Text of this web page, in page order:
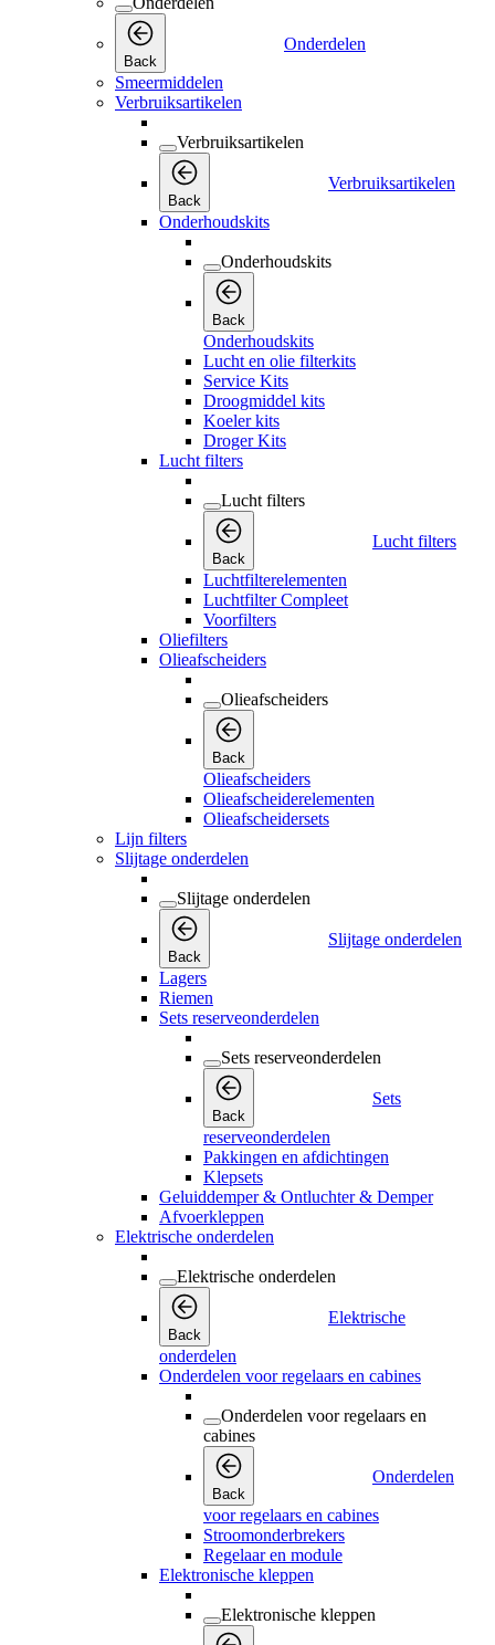
Back
Onderdelen
Smeermiddelen
Verbruiksartikelen
Verbruiksartikelen
Back
Verbruiksartikelen
Onderhoudskits
Onderhoudskits
Back
Onderhoudskits
Lucht en olie filterkits
Service Kits
Droogmiddel kits
Koeler kits
Droger Kits
Lucht filters
Lucht filters
Back
Lucht filters
Luchtfilterelementen
Luchtfilter Compleet
Voorfilters
Oliefilters
Olieafscheiders
Olieafscheiders
Back
Olieafscheiders
Olieafscheiderelementen
Olieafscheidersets
Lijn filters
Slijtage onderdelen
Slijtage onderdelen
Back
Slijtage onderdelen
Lagers
Riemen
Sets reserveonderdelen
Sets reserveonderdelen
Back
Sets
reserveonderdelen
Pakkingen en afdichtingen
Klepsets
Geluiddemper & Ontluchter & Demper
Afvoerkleppen
Elektrische onderdelen
Elektrische onderdelen
Back
Elektrische
onderdelen
Onderdelen voor regelaars en cabines
Onderdelen voor regelaars en
cabines
Back
Onderdelen
voor regelaars en cabines
Stroomonderbrekers
Regelaar en module
Elektronische kleppen
Elektronische kleppen